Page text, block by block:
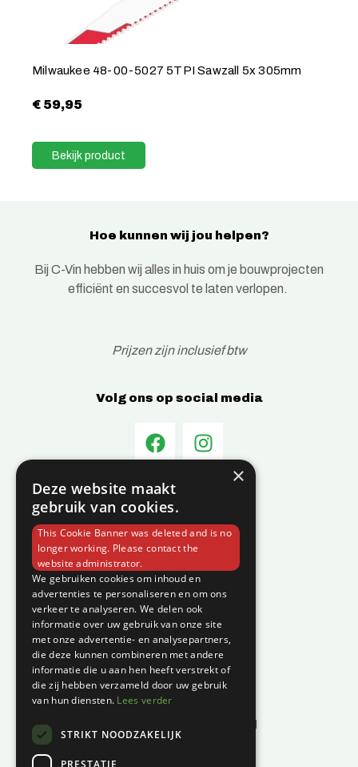
Milwaukee 48-00-5027 5TPI Sawzall 5x 305mm
€59,95
Bekijk product
Hoe kunnen wij jou helpen?
Bij C-Vin hebben wij alles in huis om je bouwprojecten
efficiënt en succesvol te laten verlopen.
Prijzen zijn inclusief btw
Volg ons op social media
Informatie
Over C-Vin
Contact
Klantenservice
Garantie en klachten
Betaalmethodes
Privacyverklaring
Algemene voorwaarden
Levertijd en kosten
Herroepingsrecht & bedenktijd
×
Deze website maakt
gebruik van cookies.
This Cookie Banner was deleted and is no
longer working. Please contact the
website administrator.
We gebruiken cookies om inhoud en
advertenties te personaliseren en om ons
verkeer te analyseren. We delen ook
informatie over uw gebruik van onze site
met onze advertentie- en analysepartners,
die deze kunnen combineren met andere
informatie die u aan hen heeft verstrekt of
die zij hebben verzameld door uw gebruik
van hun diensten. Lees verder
STRIKT NOODZAKELIJK
PRESTATIE